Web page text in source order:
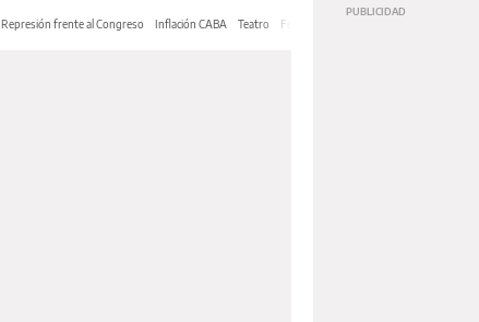
Represión frente al Congreso Inflación CABA Teatro Feria de Editores